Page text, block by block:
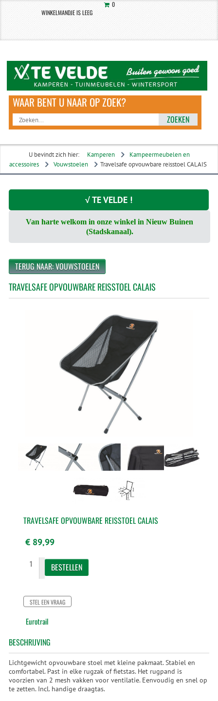
0
WINKELMANDJE IS LEEG
ZOEKEN
U bevindt zich hier: Kamperen
Kampeermeubelen en
accessoires
Vouwstoelen Travelsafe opvouwbare reisstoel CALAIS
√ TE VELDE !
Van harte welkom in onze winkel in Nieuw Buinen
(Stadskanaal).
TERUG NAAR: VOUWSTOELEN
TRAVELSAFE OPVOUWBARE REISSTOEL CALAIS
TRAVELSAFE OPVOUWBARE REISSTOEL CALAIS
€ 89,99
STEL EEN VRAAG
Eurotrail
BESCHRIJVING
Lichtgewicht opvouwbare stoel met kleine pakmaat. Stabiel en
comfortabel. Past in elke rugzak of fietstas. Het rugpand is
voorzien van 2 mesh vakken voor ventilatie. Eenvoudig en snel op
te zetten. Incl. handige draagtas.